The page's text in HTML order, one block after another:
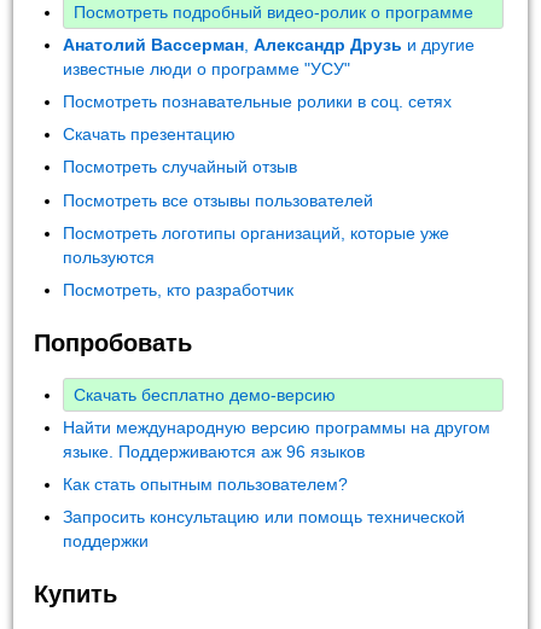
Посмотреть подробный видео-ролик о программе
Анатолий Вассерман ,Александр Друзь и другие
известные люди о программе "УСУ"
Посмотреть познавательные ролики в соц. сетях
Скачать презентацию
Посмотреть случайный отзыв
Посмотреть все отзывы пользователей
Посмотреть логотипы организаций, которые уже
пользуются
Посмотреть, кто разработчик
Попробовать
Скачать бесплатно демо-версию
Найти международную версию программы на другом
языке. Поддерживаются аж 96 языков
Как стать опытным пользователем?
Запросить консультацию или помощь технической
поддержки
Купить